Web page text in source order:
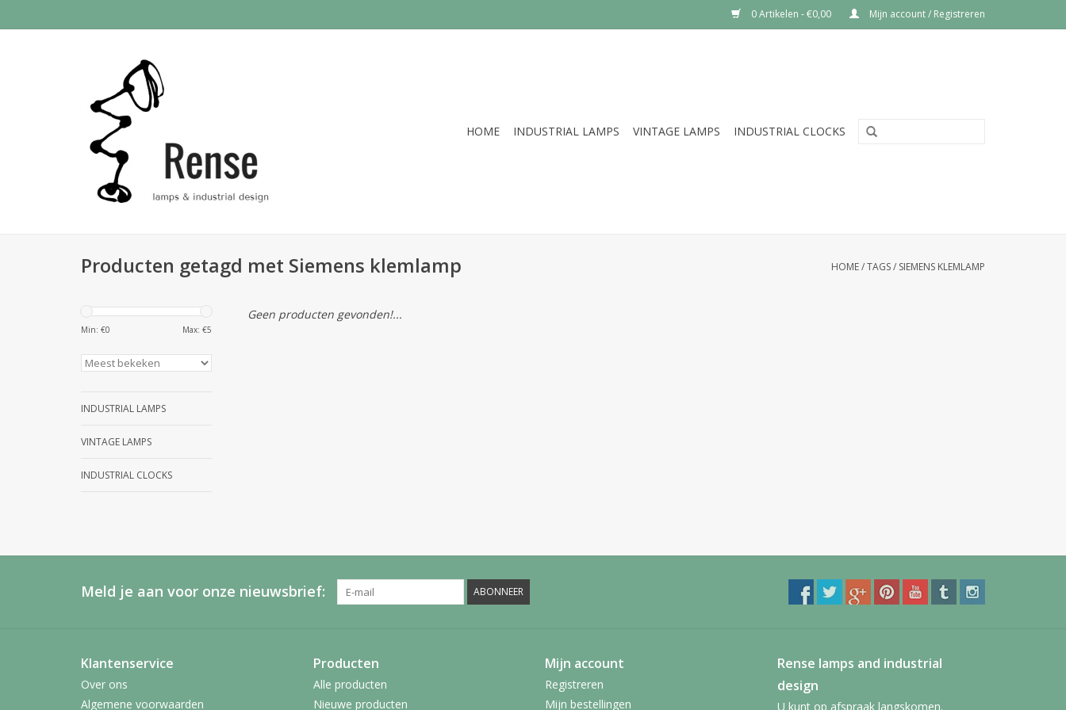
0 Artikelen - €0,00 Mijn account / Registreren
HOME INDUSTRIAL LAMPS VINTAGE LAMPS INDUSTRIAL CLOCKS
Producten getagd met Siemens klemlamp HOME/TAGS/ SIEMENS KLEMLAMP
Min: €0 Max: €5
INDUSTRIAL LAMPS
VINTAGE LAMPS
INDUSTRIAL CLOCKS
Geen producten gevonden!...
Meld je aan voor onze nieuwsbrief: ABONNEER
Klantenservice
Over ons
Algemene voorwaarden
Producten
Alle producten
Nieuwe producten
Mijn account
Registreren
Mijn bestellingen
Rense lamps and industrial
design
U kunt op afspraak langskomen.